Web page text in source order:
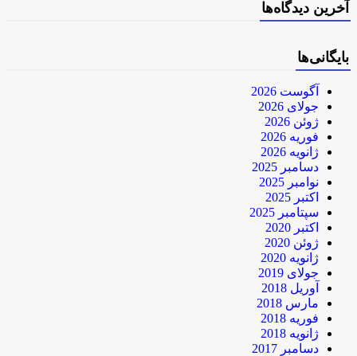
آخرین دیدگاه‌ها
بایگانی‌ها
آگوست 2026
جولای 2026
ژوئن 2026
فوریه 2026
ژانویه 2026
دسامبر 2025
نوامبر 2025
اکتبر 2025
سپتامبر 2025
اکتبر 2020
ژوئن 2020
ژانویه 2020
جولای 2019
آوریل 2018
مارس 2018
فوریه 2018
ژانویه 2018
دسامبر 2017